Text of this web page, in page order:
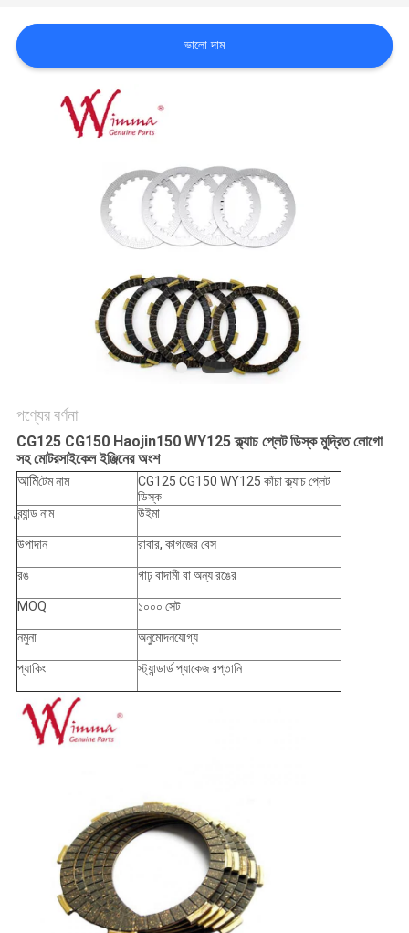
সাইটম্যাপ
গোপনীয়তা
ভালো দাম
পণ্যের বর্ণনা
CG125 CG150 Haojin150 WY125 ক্ল্যাচ প্লেট ডিস্ক মুদ্রিত লোগো
সহ মোটরসাইকেল ইঞ্জিনের অংশ
আমিটেম নাম
CG125 CG150 WY125 কাঁচা ক্ল্যাচ প্লেট
ডিস্ক
ব্র্যান্ড নাম
উইমা
উপাদান রাবার, কাগজের বেস
রঙ গাঢ় বাদামী বা অন্য রঙের
MOQ ১০০০ সেট
নমুনা অনুমোদনযোগ্য
প্যাকিং স্ট্যান্ডার্ড প্যাকেজ রপ্তানি